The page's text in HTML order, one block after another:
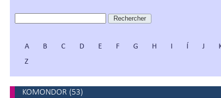
A B C D E F G H I Í J
Z
KOMONDOR (53)